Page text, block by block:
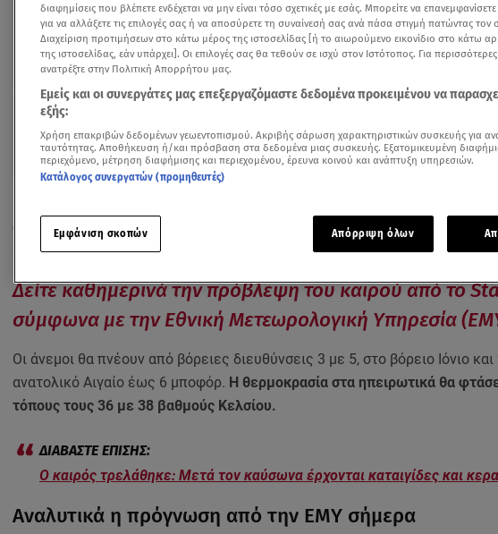
Add star.gr on Google
στα ηπειρωτικά τις μεσημβρινές και απογευματινές ώρες, οπότε είναι
εκδηλωθούν τοπικοί όμβροι στην ανατολική ηπειρωτική χώρα και την
Δείτε καθημερινά την πρόβλεψη του καιρού από το
σύμφωνα με την Εθνική Μετεωρολογική Υπηρεσία
Οι άνεμοι θα πνέουν από βόρειες διευθύνσεις 3 με 5, στο βόρειο Ιόνιο και
ανατολικό Αιγαίο έως 6 μποφόρ. Η θερμοκρασία στα ηπειρωτικά θα
τόπους τους 36 με 38 βαθμούς Κελσίου.
Ο καιρός τρελάθηκε: Μετά τον καύσωνα έρχονται καταιγίδες και
Αναλυτικά η πρόγνωση από την ΕΜΥ σήμερα
διαφημίσεις που βλέπετε ενδέχεται να μην είναι τόσο σχετικές με εσάς. Μπορείτε να
για να αλλάξετε τις επιλογές σας ή να αποσύρετε τη συναίνεσή σας ανά πάσα στιγμή πατώντας τον
Διαχείριση προτιμήσεων στο κάτω μέρος της ιστοσελίδας [ή το αιωρούμενο εικονίδιο στο κάτω
της ιστοσελίδας, εάν υπάρχει]. Οι επιλογές σας θα τεθούν σε ισχύ στον Ιστότοπος. Για
ανατρέξτε στην Πολιτική Απορρήτου μας.
Εμείς και οι συνεργάτες μας επεξεργαζόμαστε δεδομένα προκειμένου να
εξής:
Χρήση επακριβών δεδομένων γεωεντοπισμού. Ακριβής σάρωση χαρακτηριστικών συσκευής για
ταυτότητας. Αποθήκευση ή/και πρόσβαση στα δεδομένα μιας συσκευής. Εξατομικευμένη
περιεχόμενο, μέτρηση διαφήμισης και περιεχομένου, έρευνα κοινού και ανάπτυξη υπηρεσιών.
Κατάλογος συνεργατών (προμηθευτές)
Εμφάνιση σκοπών Απόρριψη όλων